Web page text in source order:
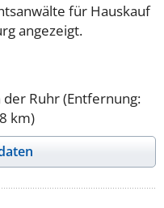
für Hauskauf
angezeigt.
Ruhr (Entfernung:
km)